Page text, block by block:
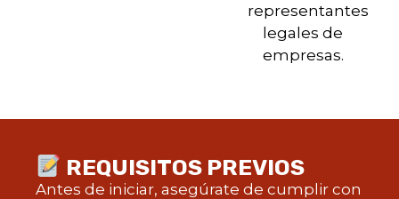
representantes
legales de
empresas.
REQUISITOS PREVIOS
Antes de iniciar, asegúrate de cumplir con